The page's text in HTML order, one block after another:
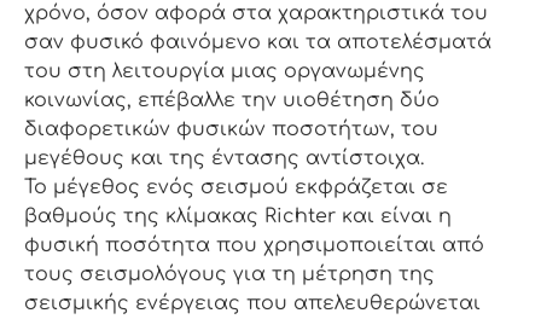
χρόνο, όσον αφορά στα χαρακτηριστικά του
σαν φυσικό φαινόμενο και τα αποτελέσματά
του στη λειτουργία μιας οργανωμένης
κοινωνίας, επέβαλλε την υιοθέτηση δύο
διαφορετικών φυσικών ποσοτήτων, του
μεγέθους και της έντασης αντίστοιχα.
Το μέγεθος ενός σεισμού εκφράζεται σε
βαθμούς της κλίμακας Richter και είναι η
φυσική ποσότητα που χρησιμοποιείται από
τους σεισμολόγους για τη μέτρηση της
σεισμικής ενέργειας που απελευθερώνεται